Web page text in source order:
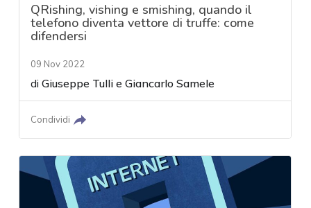
QRishing, vishing e smishing, quando il
telefono diventa vettore di truffe: come
difendersi
09 Nov 2022
diGiuseppe Tulli eGiancarlo Samele
Condividi